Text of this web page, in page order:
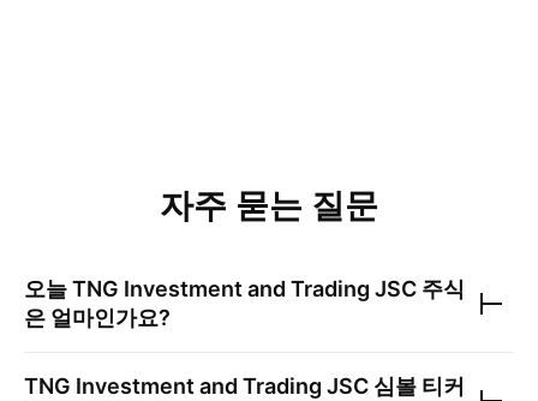
자주 묻는 질문
오늘TNG Investment and Trading JSC 주식
은 얼마인가요?
TNG Investment and Trading JSC 심볼 티커